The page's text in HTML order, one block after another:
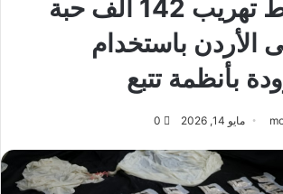
سوريا تُحبط تهريب 142 ألف حبة
الأردن باستخدام
بأنظمة تتبع
مايو 14, 2026 0